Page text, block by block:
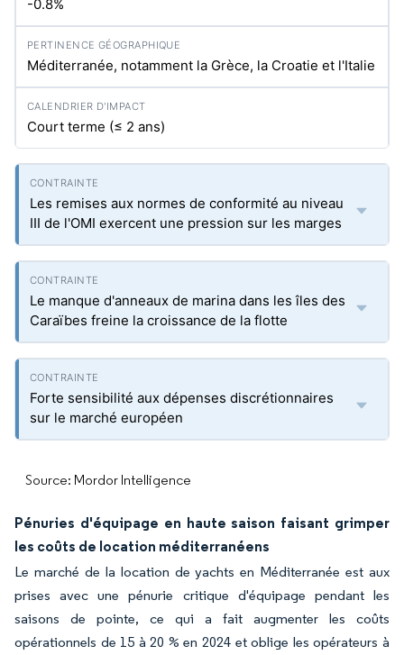
-0.8%
Méditerranée, notamment la Grèce, la Croatie et l'Italie
Court terme (≤ 2 ans)
Les remises aux normes de conformité au niveau
III de l'OMI exercent une pression sur les marges
Le manque d'anneaux de marina dans les îles des
Caraïbes freine la croissance de la flotte
Forte sensibilité aux dépenses discrétionnaires
sur le marché européen
Source: Mordor Intelligence
Pénuries d'équipage en haute saison faisant grimper
les coûts de location méditerranéens
Le marché de la location de yachts en Méditerranée est aux
prises avec une pénurie critique d'équipage pendant les
saisons de pointe, ce qui a fait augmenter les coûts
opérationnels de 15 à 20 % en 2024 et oblige les opérateurs à